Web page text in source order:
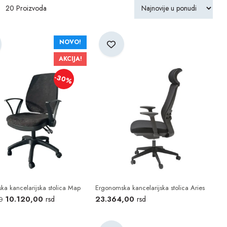
diše tokom celog dana.
20
NOVO!
AKCIJA!
-30%
kancelarijska stolica Map
10.120,00 rsd
Ergonomska kancelarijska stolica Aries
23.364,00 rsd